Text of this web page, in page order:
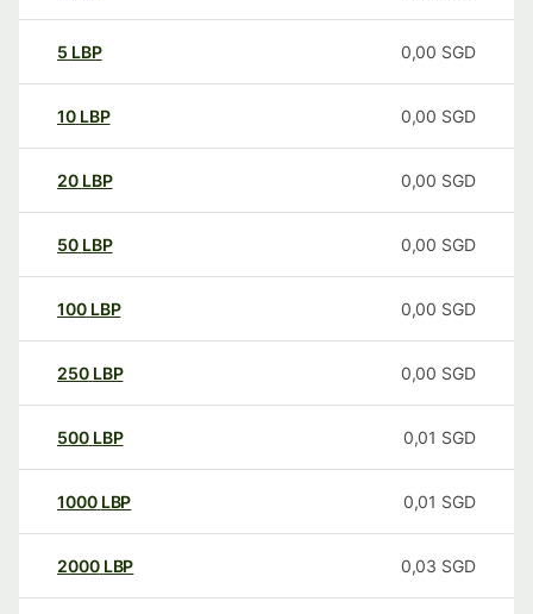
5 LBP 0,00 SGD
10 LBP 0,00 SGD
20 LBP 0,00 SGD
50 LBP 0,00 SGD
100 LBP 0,00 SGD
250 LBP 0,00 SGD
500 LBP 0,01 SGD
1000 LBP 0,01 SGD
2000 LBP 0,03 SGD